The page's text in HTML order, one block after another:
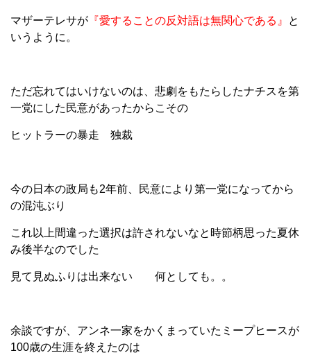
マザーテレサが 『愛することの反対語は無関心である』
と
いうように。
ただ忘れてはいけないのは、悲劇をもたらしたナチスを第
一党にした民意があったからこその
ヒットラーの暴走 独裁
今の日本の政局も2年前、民意により第一党になってから
の混沌ぶり
これ以上間違った選択は許されないなと時節柄思った夏休
み後半なのでした
見て見ぬふりは出来ない 何としても。。
余談ですが、アンネ一家をかくまっていたミープヒースが
100歳の生涯を終えたのは